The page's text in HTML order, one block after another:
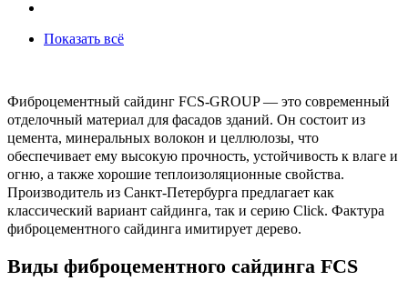
Показать всё
Фиброцементный сайдинг FCS-GROUP — это современный
отделочный материал для фасадов зданий. Он состоит из
цемента, минеральных волокон и целлюлозы, что
обеспечивает ему высокую прочность, устойчивость к влаге и
огню, а также хорошие теплоизоляционные свойства.
Производитель из Санкт-Петербурга предлагает как
классический вариант сайдинга, так и серию Click. Фактура
фиброцементного сайдинга имитирует дерево.
Виды фиброцементного сайдинга FCS